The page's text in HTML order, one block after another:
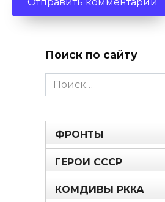
Поиск по сайту
Search
for:
ФРОНТЫ
ГЕРОИ СССР
КОМДИВЫ РККА